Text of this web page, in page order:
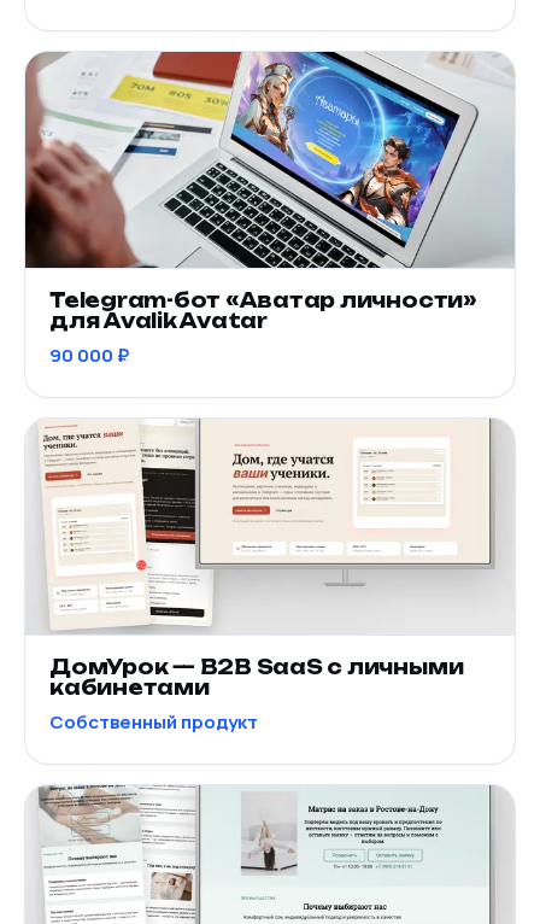
Telegram-бот «Аватар личности»
для Avalik Avatar
90 000 ₽
ДомУрок — B2B SaaS с личными
кабинетами
Собственный продукт